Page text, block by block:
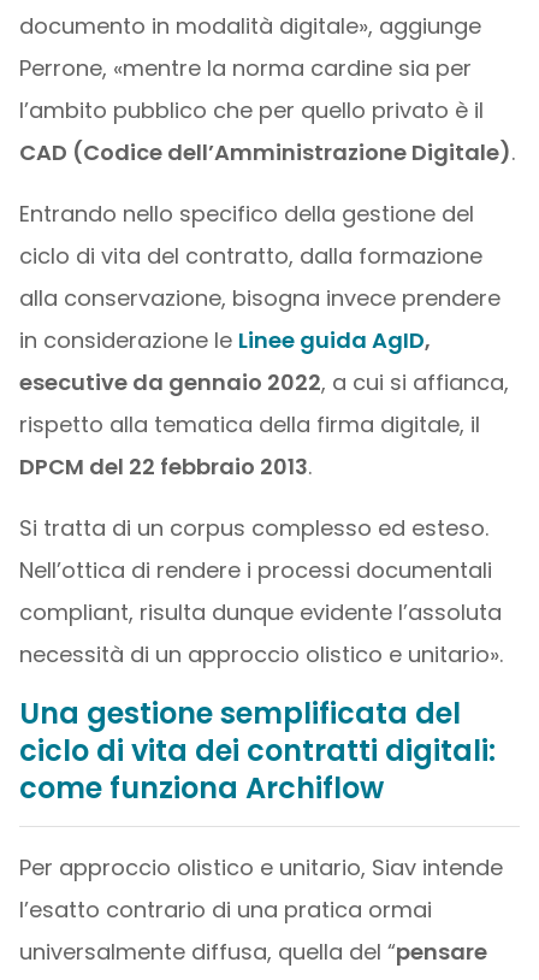
documento in modalità digitale», aggiunge
Perrone, «mentre la norma cardine sia per
l’ambito pubblico che per quello privato è il
CAD (Codice dell’Amministrazione Digitale).
Entrando nello specifico della gestione del
ciclo di vita del contratto, dalla formazione
alla conservazione, bisogna invece prendere
in considerazione le Linee guida AgID,
esecutive da gennaio 2022, a cui si affianca,
rispetto alla tematica della firma digitale, il
DPCM del 22 febbraio 2013.
Si tratta di un corpus complesso ed esteso.
Nell’ottica di rendere i processi documentali
compliant, risulta dunque evidente l’assoluta
necessità di un approccio olistico e unitario».
Una gestione semplificata del
ciclo di vita dei contratti digitali:
come funziona Archiflow
Per approccio olistico e unitario, Siav intende
l’esatto contrario di una pratica ormai
universalmente diffusa, quella del “pensare